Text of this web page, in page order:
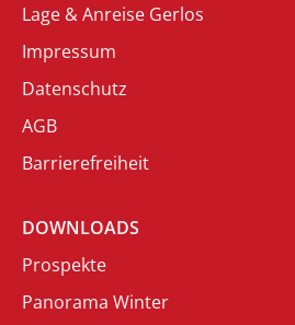
Lage & Anreise Gerlos
Impressum
Datenschutz
AGB
Barrierefreiheit
DOWNLOADS
Prospekte
Panorama Winter